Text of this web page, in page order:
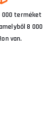
000 terméket
8 000
van.